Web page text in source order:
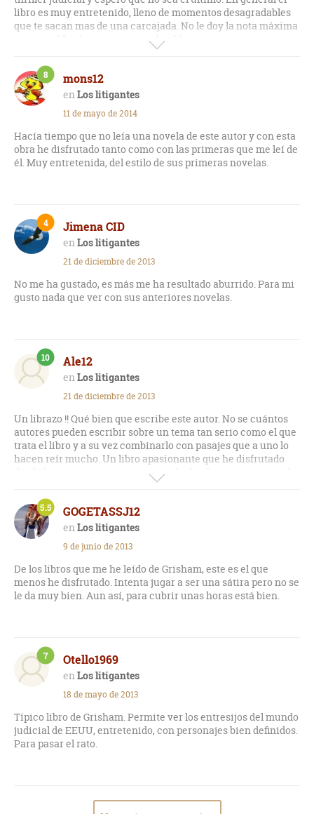
libro es muy entretenido, lleno de momentos desagradables
que te sacan mas de una carcajada. No le doy la nota máxima
por que el final es un tanto predecible, ¡pero aun así sigue
mons12
Los litigantes
8
11 de mayo de 2014
Hacía tiempo que no leía una novela de este autor y con esta
obra he disfrutado tanto como con las primeras que me leí de
él. Muy entretenida, del estilo de sus primeras novelas.
Jimena CID
Los litigantes
4
21 de diciembre de 2013
No me ha gustado, es más me ha resultado aburrido. Para mi
gusto nada que ver con sus anteriores novelas.
Ale12
Los litigantes
10
21 de diciembre de 2013
Un librazo !! Qué bien que escribe este autor. No se cuántos
autores pueden escribir sobre un tema tan serio como el que
trata el libro y a su vez combinarlo con pasajes que a uno lo
hacen reír mucho. Un libro apasionante que he disfrutado
desde la primer página ... y que me ha hecho emocionar en la
ES PEC TA CU LAR !
GOGETASSJ12
Los litigantes
5.5
9 de junio de 2013
De los libros que me he leído de Grisham, este es el que
menos he disfrutado. Intenta jugar a ser una sátira pero no se
le da muy bien. Aun así, para cubrir unas horas está bien.
Otello1969
Los litigantes
7
18 de mayo de 2013
Típico libro de Grisham. Permite ver los entresijos del mundo
judicial de EEUU, entretenido, con personajes bien definidos.
Para pasar el rato.